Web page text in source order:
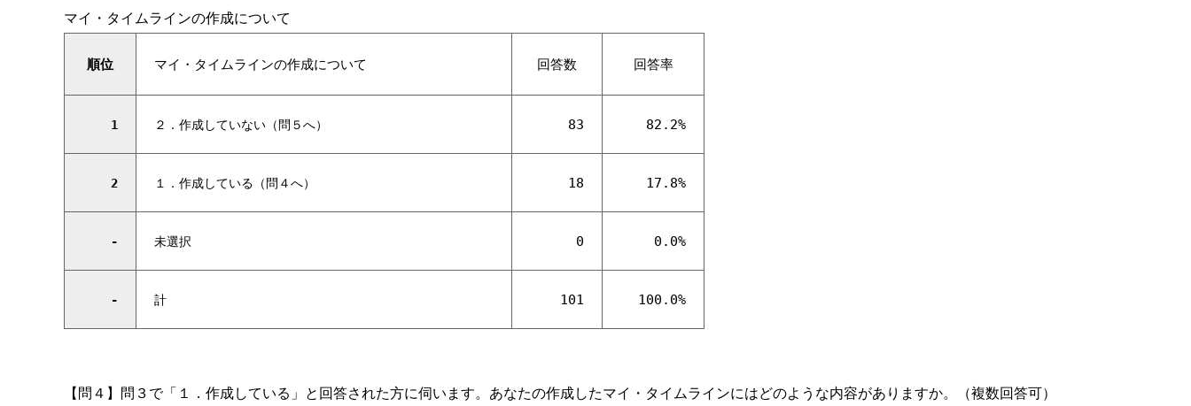
マイ・タイムラインの作成について
順位 マイ・タイムラインの作成について 回答数 回答率
1 ２．作成していない（問５へ） 83 82.2%
2 １．作成している（問４へ） 18 17.8%
- 未選択 0 0.0%
- 計 101 100.0%
【問４】問３で「１．作成している」と回答された方に伺います。あなたの作成したマイ・タイムラインにはどのような内容がありますか。（複数回答可）